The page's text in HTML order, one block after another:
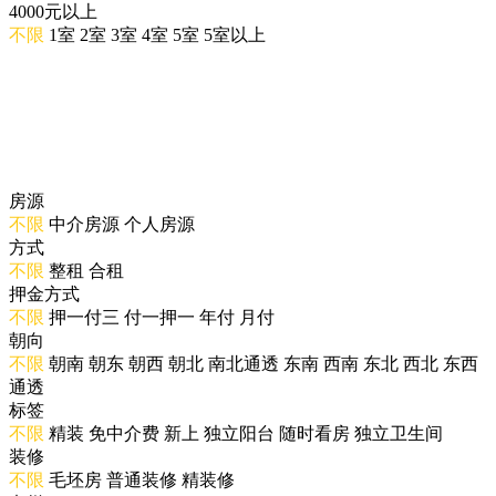
4000元以上
不限 1室 2室 3室 4室 5室 5室以上
房源
不限 中介房源 个人房源
方式
不限 整租 合租
押金方式
不限 押一付三 付一押一 年付 月付
朝向
不限 朝南 朝东 朝西 朝北 南北通透 东南 西南 东北 西北 东西
通透
标签
不限 精装 免中介费 新上 独立阳台 随时看房 独立卫生间
装修
不限 毛坯房 普通装修 精装修